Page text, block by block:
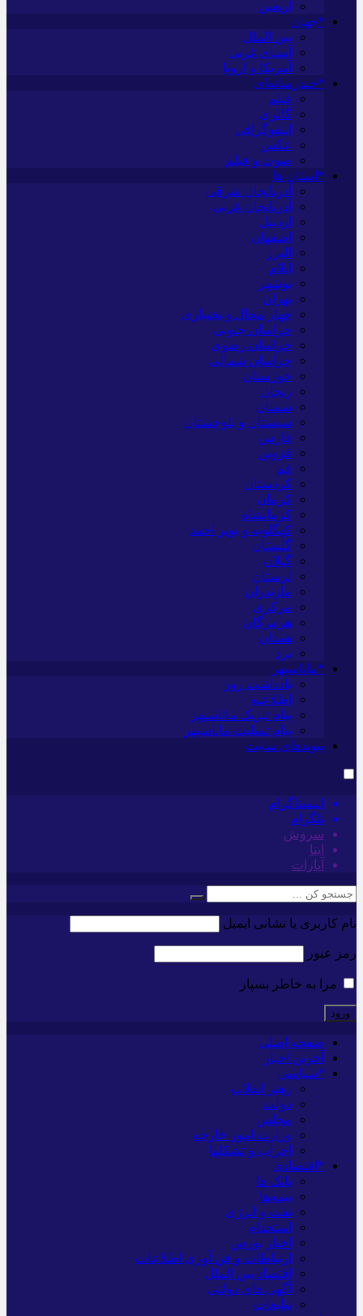
اربعین
*جهان
بین الملل
آسیای غربی
آمریکا و اروپا
*چندرسانه‌ای
فیلم
گالری
اینفوگرافی
عکس
صوت و فیلم
*استان ها
آذربایجان شرقی
آذربایجان غربی
اردبیل
اصفهان
البرز
ایلام
بوشهر
تهران
چهار محال و بختیاری
خراسان جنوبی
خراسان رضوی
خراسان شمالی
خوزستان
زنجان
سمنان
سیستان و بلوچستان
فارس
قزوین
قم
کردستان
کرمان
کرمانشاه
کهگلویه و بویر احمد
گلستان
گیلان
لرستان
مازندران
مرکزی
هرمزگان
همدان
یزد
*ماناسپهر
یادداشت روز
اطلاعیه
پیام تبریک ماناسپهر
پیام تسلیت ماناسپهر
پیوندهای سایت
اینستاگرام
تلگرام
سروش
ایتا
آپارات
نام کاربری یا نشانی ایمیل
رمز عبور
مرا به خاطر بسپار
صفحه اصلی
آخرین اخبار
*سیاسی
رهبر انقلاب
دولت
مجلس
وزارت امور خارجه
احزاب و تشکلها
*اقتصادی
بانک ها
بیمه‌ها
نفت و انرژی
استخدام
اخبار بورس
ارتباطات و فن آوری اطلاعات
اقتصاد بین الملل
آگهی های دولتی
تبلیغات